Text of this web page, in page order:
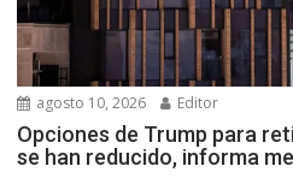
agosto 10, 2026 Editor
Opciones de Trump para
se han reducido, informa